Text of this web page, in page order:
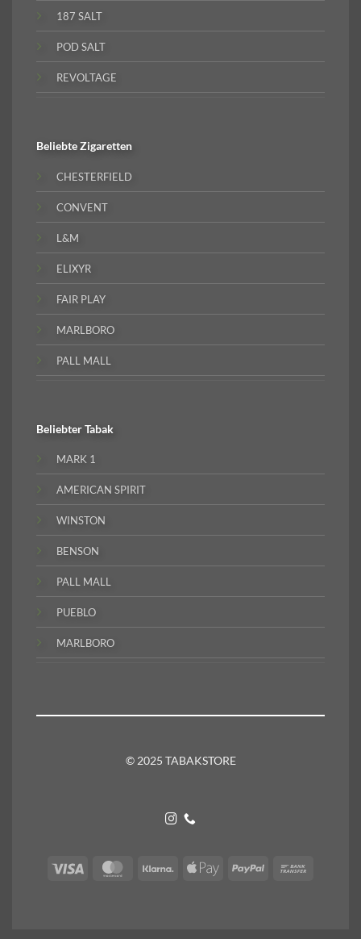
187 SALT
POD SALT
REVOLTAGE
BeliebteZigaretten
CHESTERFIELD
CONVENT
L&M
ELIXYR
FAIR PLAY
MARLBORO
PALL MALL
BeliebterTabak
MARK 1
AMERICAN SPIRIT
WINSTON
BENSON
PALL MALL
PUEBLO
MARLBORO
© 2025 TABAKSTORE
Visa MasterCardKlarna
Apple
PayPal